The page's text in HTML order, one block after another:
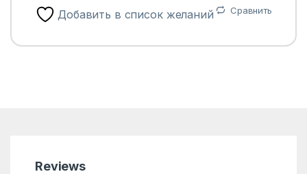
Добавить в список желаний Сравнить
Reviews